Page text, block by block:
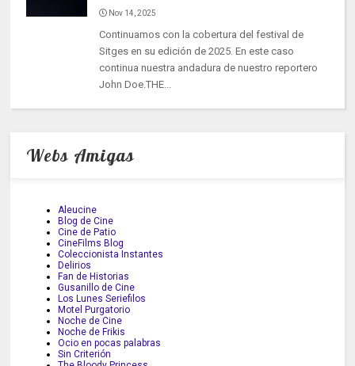
Nov 14, 2025
Continuamos con la cobertura del festival de
Sitges en su edición de 2025. En este caso
continua nuestra andadura de nuestro reportero
John Doe.THE...
Webs Amigas
Aleucine
Blog de Cine
Cine de Patio
CineFilms Blog
Coleccionista Instantes
Delirios
Fan de Historias
Gusanillo de Cine
Los Lunes Seriefilos
Motel Purgatorio
Noche de Cine
Noche de Frikis
Ocio en pocas palabras
Sin Criterión